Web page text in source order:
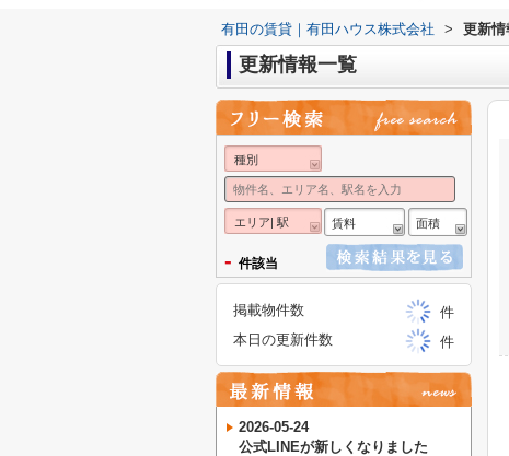
有田の賃貸｜有田ハウス株式会社 > 更新情
更新情報一覧
種別
エリア| 駅 賃料 面積
- 件該当
掲載物件数
件
本日の更新件数
件
2026-05-24
公式LINEが新しくなりました